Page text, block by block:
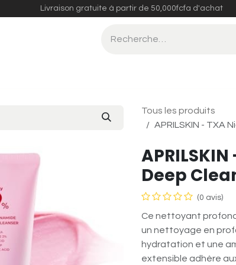
Livraison gratuite à partir de 50,000fcfa d'achat
Tous les produits
APRILSKIN - TXA
Deep
(0 avis)
Ce nettoyant
un nettoyage en
hydratation et une
extensible adhère